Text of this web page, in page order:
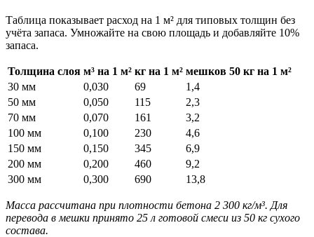
Таблица показывает расход на 1 м² для типовых толщин без
учёта запаса. Умножайте на свою площадь и добавляйте 10%
запаса.
Толщина слоя м³ на 1 м² кг на 1 м² мешков 50 кг на 1 м²
30 мм
0,030 69
1,4
50 мм
0,050 115
2,3
70 мм
0,070 161
3,2
100 мм
0,100 230
4,6
150 мм
0,150 345
6,9
200 мм
0,200 460
9,2
300 мм
0,300 690 13,8
Масса рассчитана при плотности бетона 2 300 кг/м³. Для
перевода в мешки принято 25 л готовой смеси из 50 кг сухого
состава.